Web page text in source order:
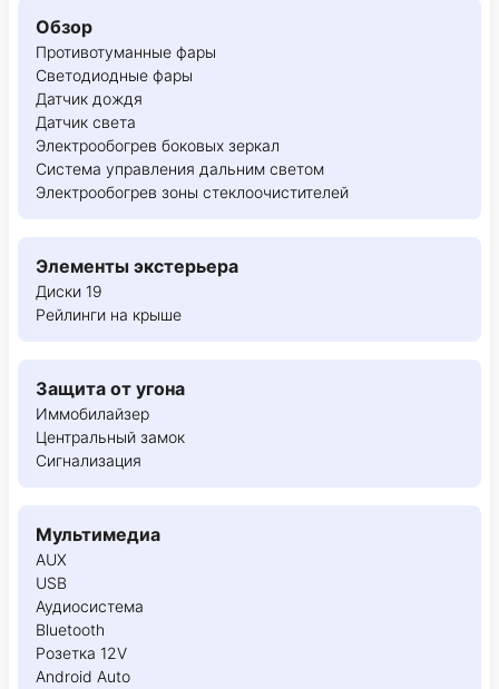
Обзор
Противотуманные фары
Светодиодные фары
Датчик дождя
Датчик света
Электрообогрев боковых зеркал
Система управления дальним светом
Электрообогрев зоны стеклоочистителей
Элементы экстерьера
Диски 19
Рейлинги на крыше
Защита от угона
Иммобилайзер
Центральный замок
Сигнализация
Мультимедиа
AUX
USB
Аудиосистема
Bluetooth
Розетка 12V
Android Auto